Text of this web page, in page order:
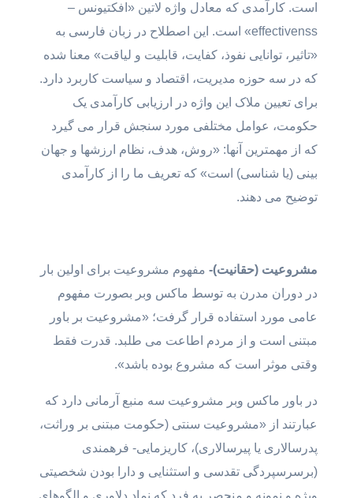
است. کارآمدی که معادل واژه لاتین «افکتیونس –
effectivenss» است. این اصطلاح در زبان فارسی به
«تاثیر،‌ توانایی نفوذ، کفایت، قابلیت و لیاقت» معنا شده
که در سه حوزه مدیریت،‌ اقتصاد و سیاست کاربرد دارد.
برای تعیین ملاک این واژه در ارزیابی کارآمدی یک
حکومت،‌ عوامل مختلفی مورد سنجش قرار می گیرد
که از مهمترین آنها: «روش، هدف، نظام ارزشها و جهان
بینی (یا شناسی) است» که تعریف ما را از کارآمدی
توضیح می دهند.
مشروعیت (حقانیت)-مفهوم مشروعیت برای اولین بار
در دوران مدرن به توسط ماکس وبر بصورت مفهوم
عامی مورد استفاده قرار گرفت؛ «مشروعیت بر باور
مبتنی است و از مردم اطاعت می طلبد. قدرت فقط
وقتی موثر است که مشروع بوده باشد».
در باور ماکس وبر مشروعیت سه منبع آرمانی دارد که
عبارتند از «مشروعیت سنتی (حکومت مبتنی بر وراثت،
پدرسالاری یا پیرسالاری)، کاریزمایی- فرهمندی
(برسرسپردگی تقدسی و استثنایی و دارا بودن شخصیتی
ویژه و نمونه و منحصر به فرد که نماد دلاوری و الگوهای